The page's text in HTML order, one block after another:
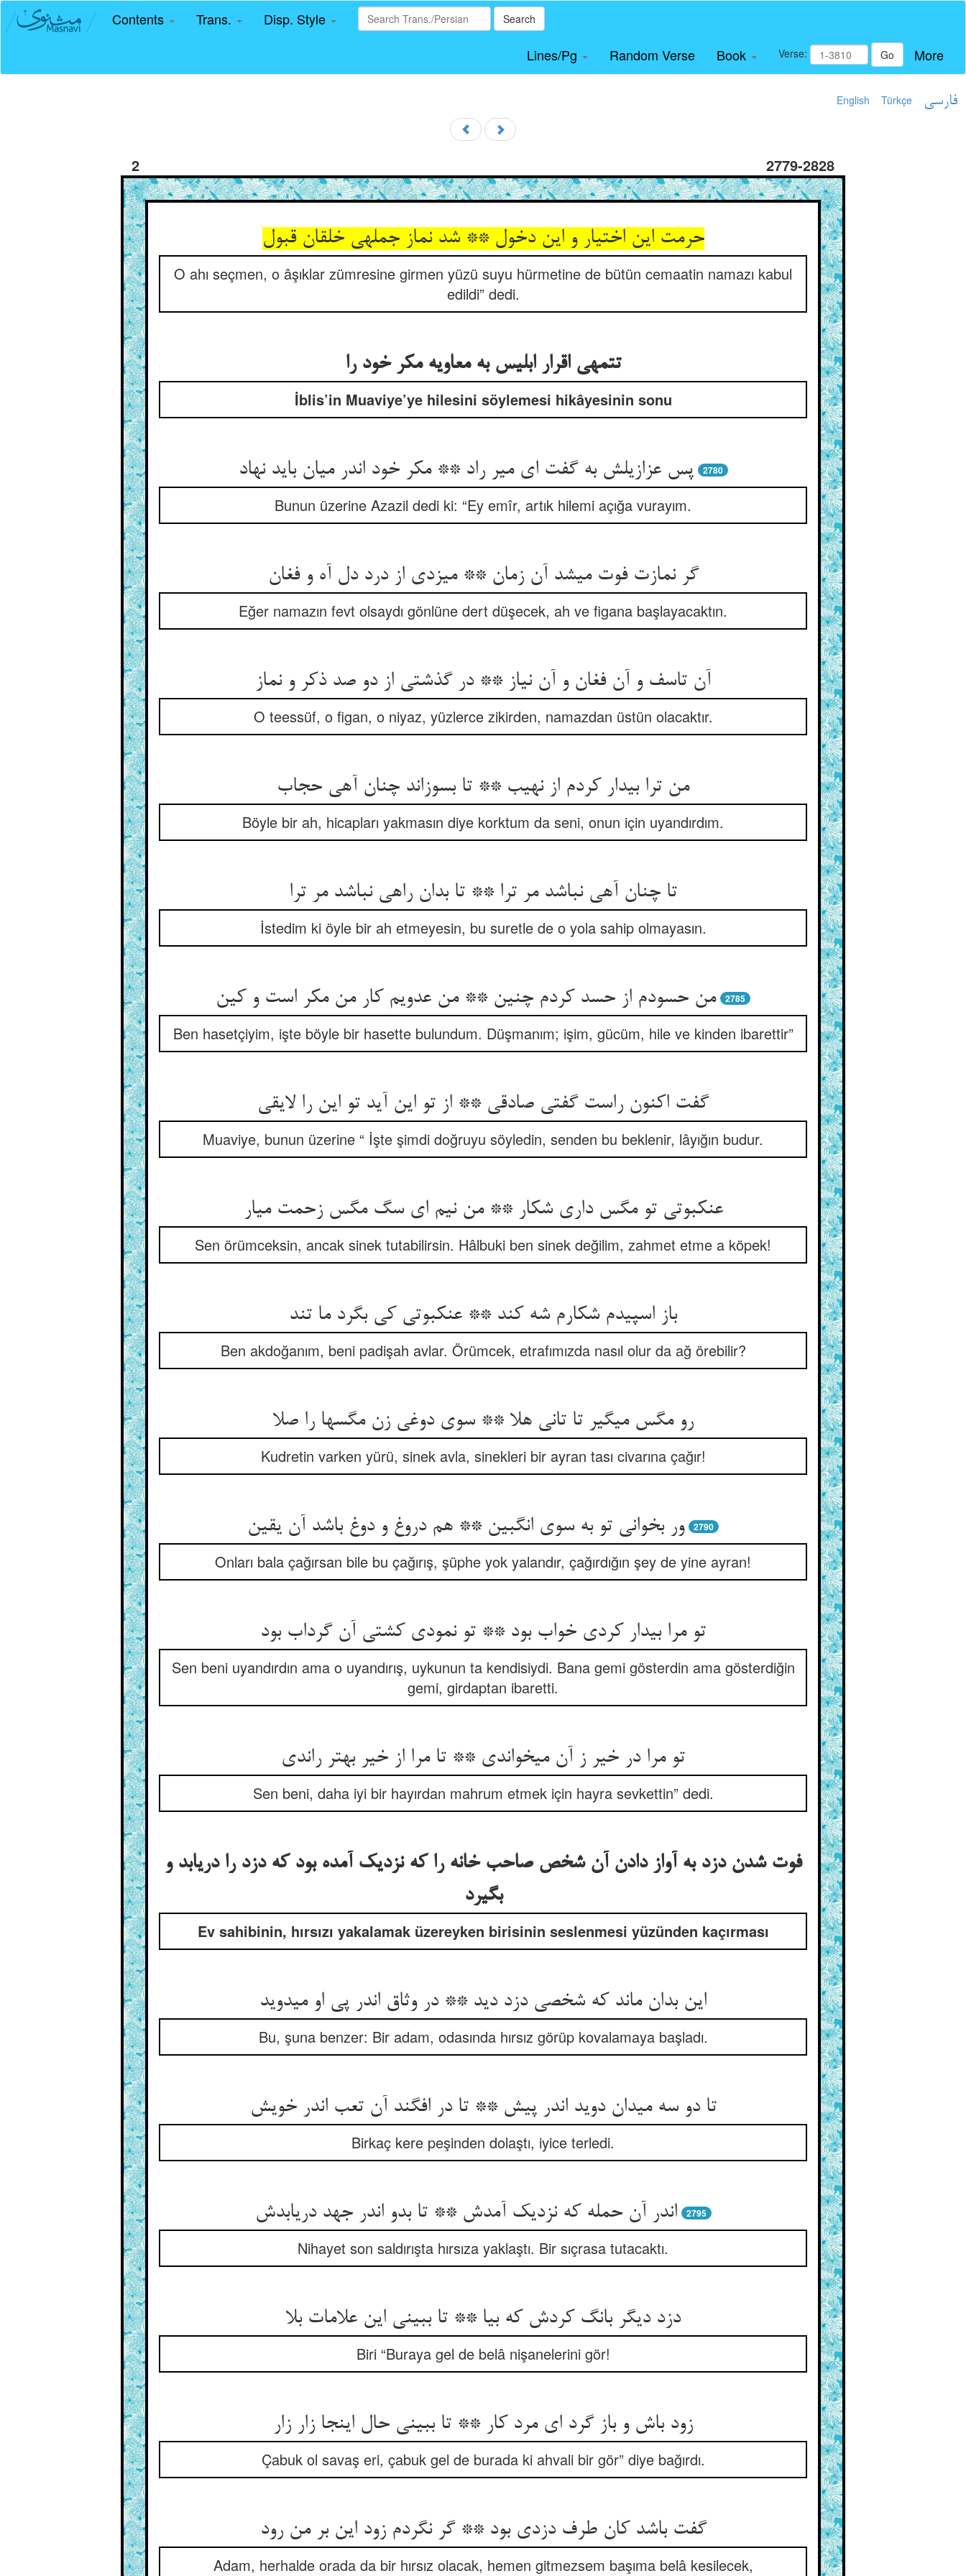
Contents Trans. Disp. Style Search
Lines/Pg Random Verse Book Verse: Go More
English Türkçe فارسی
2 2779-2828
حرمت این اختیار و این دخول ** شد نماز جمله‏ی خلقان قبول‏
O ahı seçmen, o âşıklar zümresine girmen yüzü suyu hürmetine de bütün cemaatin namazı kabul
edildi” dedi.
تتمه‏ی اقرار ابلیس به معاویه مکر خود را
İblis’in Muaviye’ye hilesini söylemesi hikâyesinin sonu
پس عزازیلش به گفت ای میر راد ** مکر خود اندر میان باید نهاد 2780
Bunun üzerine Azazil dedi ki: “Ey emîr, artık hilemi açığa vurayım.
گر نمازت فوت می‏شد آن زمان ** می‏زدی از درد دل آه و فغان‏
Eğer namazın fevt olsaydı gönlüne dert düşecek, ah ve figana başlayacaktın.
آن تاسف و آن فغان و آن نیاز ** در گذشتی از دو صد ذکر و نماز
O teessüf, o figan, o niyaz, yüzlerce zikirden, namazdan üstün olacaktır.
من ترا بیدار کردم از نهیب ** تا بسوزاند چنان آهی حجاب‏
Böyle bir ah, hicapları yakmasın diye korktum da seni, onun için uyandırdım.
تا چنان آهی نباشد مر ترا ** تا بدان راهی نباشد مر ترا
İstedim ki öyle bir ah etmeyesin, bu suretle de o yola sahip olmayasın.
من حسودم از حسد کردم چنین ** من عدویم کار من مکر است و کین‏ 2785
Ben hasetçiyim, işte böyle bir hasette bulundum. Düşmanım; işim, gücüm, hile ve kinden ibarettir”
گفت اکنون راست گفتی صادقی ** از تو این آید تو این را لایقی‏
Muaviye, bunun üzerine “ İşte şimdi doğruyu söyledin, senden bu beklenir, lâyığın budur.
عنکبوتی تو مگس داری شکار ** من نیم ای سگ مگس زحمت میار
Sen örümceksin, ancak sinek tutabilirsin. Hâlbuki ben sinek değilim, zahmet etme a köpek!
باز اسپیدم شکارم شه کند ** عنکبوتی کی بگرد ما تند
Ben akdoğanım, beni padişah avlar. Örümcek, etrafımızda nasıl olur da ağ örebilir?
رو مگس می‏گیر تا تانی هلا ** سوی دوغی زن مگسها را صلا
Kudretin varken yürü, sinek avla, sinekleri bir ayran tası civarına çağır!
ور بخوانی تو به سوی انگبین ** هم دروغ و دوغ باشد آن یقین‏ 2790
Onları bala çağırsan bile bu çağırış, şüphe yok yalandır, çağırdığın şey de yine ayran!
تو مرا بیدار کردی خواب بود ** تو نمودی کشتی آن گرداب بود
Sen beni uyandırdın ama o uyandırış, uykunun ta kendisiydi. Bana gemi gösterdin ama gösterdiğin
gemi, girdaptan ibaretti.
تو مرا در خیر ز آن می‏خواندی ** تا مرا از خیر بهتر راندی‏
Sen beni, daha iyi bir hayırdan mahrum etmek için hayra sevkettin” dedi.
فوت شدن دزد به آواز دادن آن شخص صاحب خانه را که نزدیک آمده بود که دزد را دریابد و
بگیرد
Ev sahibinin, hırsızı yakalamak üzereyken birisinin seslenmesi yüzünden kaçırması
این بدان ماند که شخصی دزد دید ** در وثاق اندر پی او می‏دوید
Bu, şuna benzer: Bir adam, odasında hırsız görüp kovalamaya başladı.
تا دو سه میدان دوید اندر پیش ** تا در افگند آن تعب اندر خویش‏
Birkaç kere peşinden dolaştı, iyice terledi.
اندر آن حمله که نزدیک آمدش ** تا بدو اندر جهد دریابدش‏ 2795
Nihayet son saldırışta hırsıza yaklaştı. Bir sıçrasa tutacaktı.
دزد دیگر بانگ کردش که بیا ** تا ببینی این علامات بلا
Biri “Buraya gel de belâ nişanelerini gör!
زود باش و باز گرد ای مرد کار ** تا ببینی حال اینجا زار زار
Çabuk ol savaş eri, çabuk gel de burada ki ahvali bir gör” diye bağırdı.
گفت باشد کان طرف دزدی بود ** گر نگردم زود این بر من رود
Adam, herhalde orada da bir hırsız olacak, hemen gitmezsem başıma belâ kesilecek,